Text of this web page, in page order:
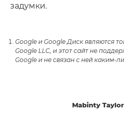
задумки.
Google и Google Диск являются
Google LLC, и этот сайт не
Google и не связан с ней каким-
Mabinty